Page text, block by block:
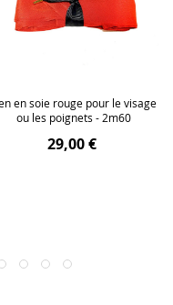
en soie rouge pour le visage
ou les poignets - 2m60
29,00 €